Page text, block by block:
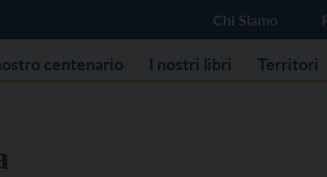
Chi Siamo
centenario I nostri libri Territori